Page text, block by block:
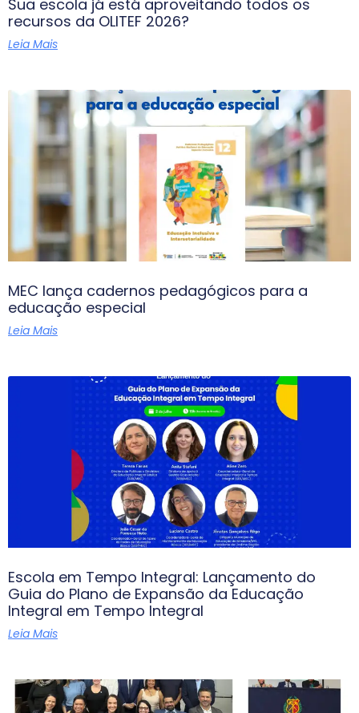
Sua escola já está aproveitando todos os
recursos da OLITEF 2026?
Leia Mais
MEC lança cadernos pedagógicos para a
educação especial
Leia Mais
Escola em Tempo Integral: Lançamento do
Guia do Plano de Expansão da Educação
Integral em Tempo Integral
Leia Mais